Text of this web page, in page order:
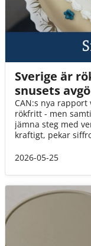
Sverige är
snusets
CAN:s nya
rökfritt - men
jämna steg med
kraftigt, pekar
mer försiktig med
2026-05-25